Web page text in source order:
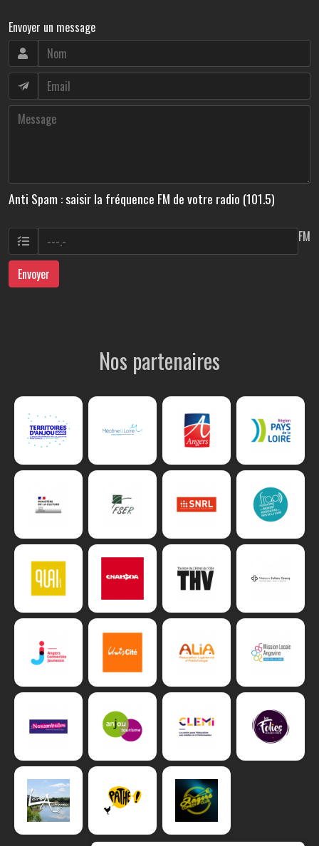
Envoyer un message
Anti Spam : saisir la fréquence FM de votre radio (101.5)
FM
Envoyer
Nos partenaires